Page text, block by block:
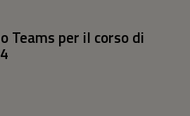
Teams per il corso di